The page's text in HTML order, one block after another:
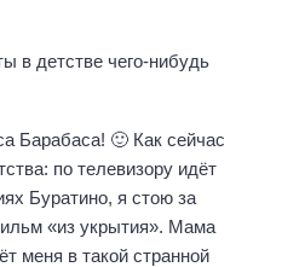
в детстве чего-нибудь
Барабаса! 🙂 Как сейчас
по телевизору идёт
Буратино, я стою за
«из укрытия». Мама
меня в такой странной